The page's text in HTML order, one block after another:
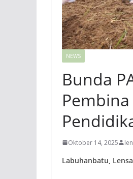
NEWS
Bunda
Oktober 14, 2025
Labuhanbatu,